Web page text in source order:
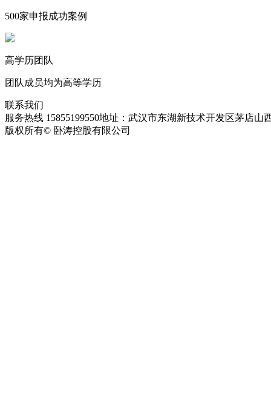
500家申报成功案例
高学历团队
团队成员均为高等学历
联系我们
服务热线 15855199550地址：武汉市东湖新技术开发区茅店山
版权所有© 卧涛控股有限公司